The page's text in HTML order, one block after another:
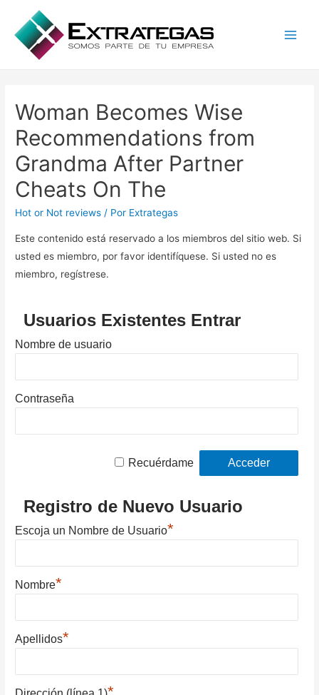
Woman Becomes Wise
Recommendations from
Grandma After Partner
Cheats On The
Hot or Not reviews / Por Extrategas
Este contenido está reservado a los miembros del sitio web. Si
usted es miembro, por favor identifíquese. Si usted no es
miembro, regístrese.
Usuarios Existentes Entrar
Nombre de usuario
Contraseña
Recuérdame
Registro de Nuevo Usuario
Escoja un Nombre de Usuario*
Nombre*
Apellidos*